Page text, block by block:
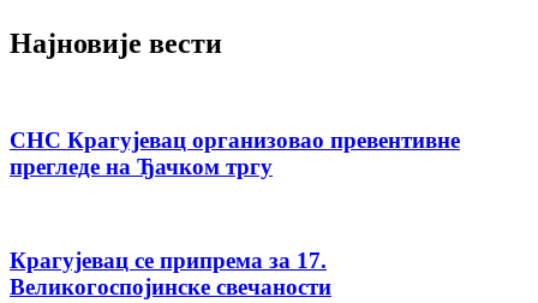
Најновије вести
СНС Крагујевац организовао превентивне
прегледе на Ђачком тргу
Крагујевац се припрема за 17.
Великогоспојинске свечаности